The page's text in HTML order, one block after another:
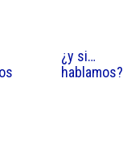
¿y si…
hablamos?